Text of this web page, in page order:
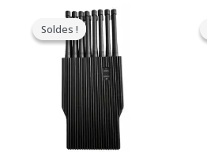
Soldes !
Soldes !
Le
prix
original
était
:
$1,699.00.
:
$999.99.